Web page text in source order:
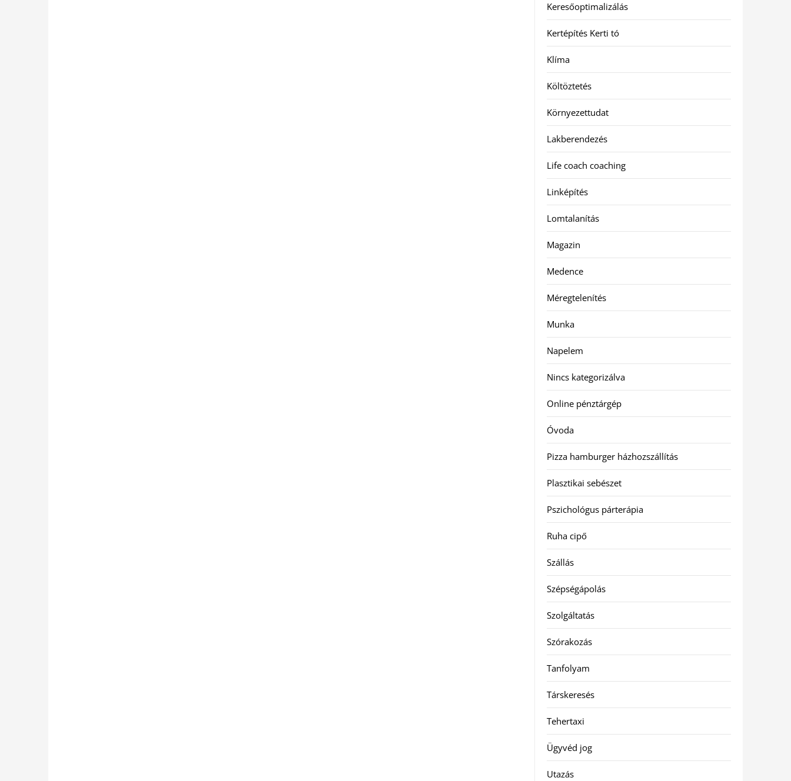
Keresőoptimalizálás
Kertépítés Kerti tó
Klíma
Költöztetés
Környezettudat
Lakberendezés
Life coach coaching
Linképítés
Lomtalanítás
Magazin
Medence
Méregtelenítés
Munka
Napelem
Nincs kategorizálva
Online pénztárgép
Óvoda
Pizza hamburger házhozszállítás
Plasztikai sebészet
Pszichológus párterápia
Ruha cipő
Szállás
Szépségápolás
Szolgáltatás
Szórakozás
Tanfolyam
Társkeresés
Tehertaxi
Ügyvéd jog
Utazás